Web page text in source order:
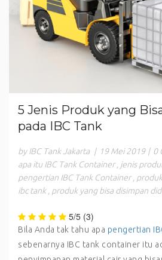
5 Jenis Produk yang
pada IBC Tank
by IBC Tank Jakarta | 19 Mei 2019 | 0
apa itu IBC Tank Container , jenis
pengertian IBC Tank Container ,
ibc tank , produk yang bisa disimpan
5/5 (3)
Bila Anda tak tahu apa pengertian
sebenarnya IBC tank container itu